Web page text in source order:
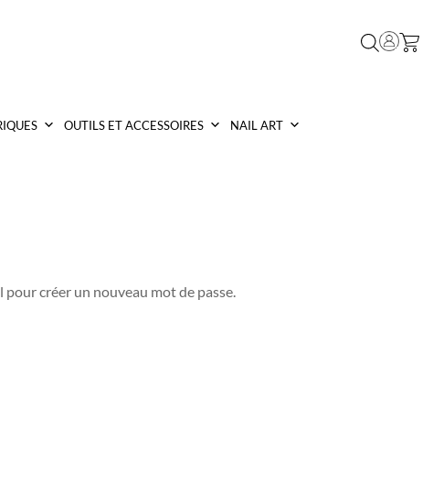
OUTILS ET ACCESSOIRES NAIL ART
créer un nouveau mot de passe.